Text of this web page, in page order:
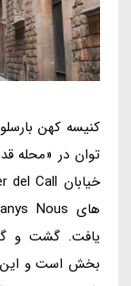
کنیسه کهن
یافت. گشت و
بخش است و این